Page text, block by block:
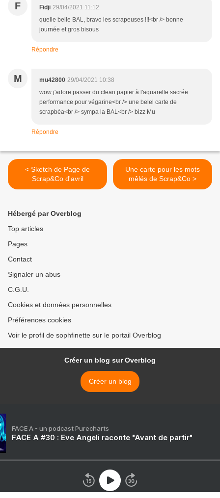
F Fidji 29/04/2021 11:12
quelle belle BAL, bravo les scrapeuses !!!<br /> bonne
journée et gros bisous
Répondre
M mu42800 29/04/2021 10:38
wow j'adore passer du clean papier à l'aquarelle sacrée
performance pour végarine<br /> une belel carte de
scrapbéa<br /> sympa la BAL<br /> bizz Mu
Répondre
< Sketch de Page de
Scrap&Co d'avril
Une carte pour les mots
mêlés de Scrap&Co >
Hébergé par Overblog
Top articles
Pages
Contact
Signaler un abus
C.G.U.
Cookies et données personnelles
Préférences cookies
Voir le profil de sophfinette sur le portail Overblog
Créer un blog sur Overblog
Créer un blog
FACE A - un podcast Purecharts
FACE A #30 : Eve Angeli raconte "Avant de partir"